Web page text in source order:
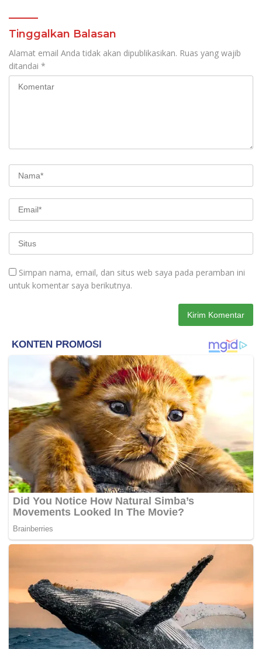
Tinggalkan Balasan
Alamat email Anda tidak akan dipublikasikan. Ruas yang wajib
ditandai *
Simpan nama, email, dan situs web saya pada peramban ini
untuk komentar saya berikutnya.